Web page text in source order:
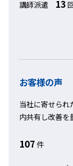
講師派遣 13
お客様の声
当社に寄せら
内共有し改善を
107 件